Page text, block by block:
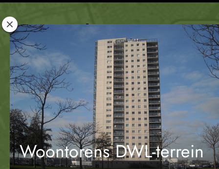
Rotterdam
Woont
Woontorens DWL-terrein